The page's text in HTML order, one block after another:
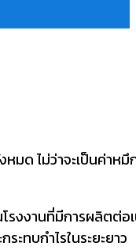
มด ไม่ว่าจะเป็นค่าหมึ
รงงานที่มีการผลิตต่อ
ทบกำไรในระยะยาว